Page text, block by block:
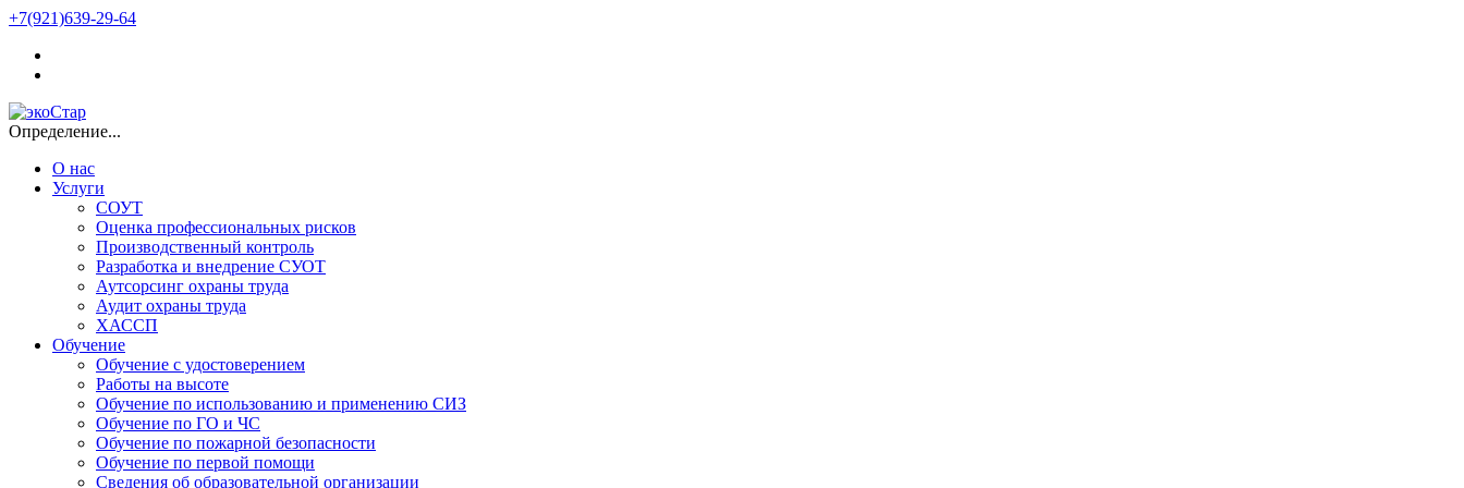
+7(921)639-29-64
Определение...
О нас
Услуги
СОУТ
Оценка профессиональных рисков
Производственный контроль
Разработка и внедрение СУОТ
Аутсорсинг охраны труда
Аудит охраны труда
ХАССП
Обучение
Обучение с удостоверением
Работы на высоте
Обучение по использованию и применению СИЗ
Обучение по ГО и ЧС
Обучение по пожарной безопасности
Обучение по первой помощи
Сведения об образовательной организации